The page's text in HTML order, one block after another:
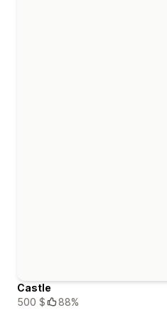
Castle
500 $
88%